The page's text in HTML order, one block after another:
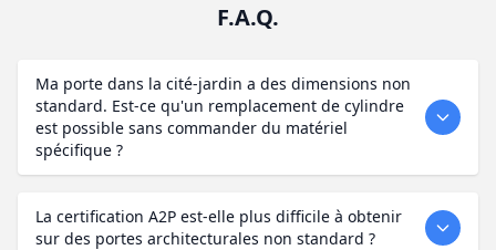
F.A.Q.
Ma porte dans la cité-jardin a des dimensions non
standard. Est-ce qu'un remplacement de cylindre
est possible sans commander du matériel
spécifique ?
La certification A2P est-elle plus difficile à obtenir
sur des portes architecturales non standard ?